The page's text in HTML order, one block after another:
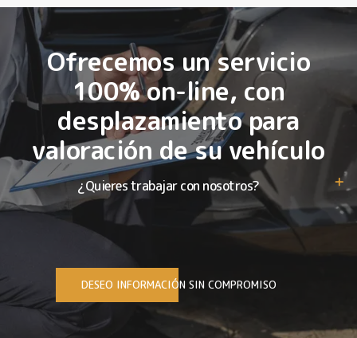
Ofrecemos un servicio
100% on-line, con
desplazamiento para
valoración de su vehículo
¿Quieres trabajar con nosotros?
DESEO INFORMACIÓN SIN COMPROMISO